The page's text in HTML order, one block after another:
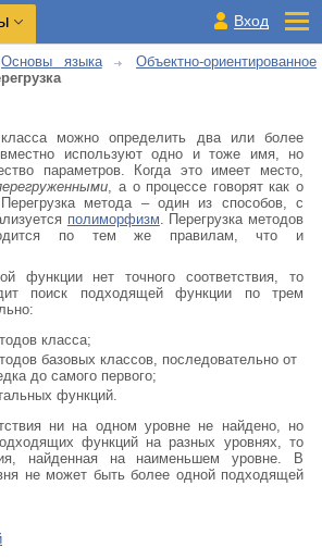
Вход
Основы языка
Объектно-ориентированное
можно определить два или более
используют одно и тоже имя, но
параметров. Когда это имеет место,
, а о процессе говорят как о
метода – один из способов, с
полиморфизм. Перегрузка методов
по тем же правилам, что и
функции нет точного соответствия, то
поиск подходящей функции по трем
класса;
базовых классов, последовательно от
до самого первого;
функций.
ни на одном уровне не найдено, но
функций на разных уровнях, то
найденная на наименьшем уровне. В
не может быть более одной подходящей